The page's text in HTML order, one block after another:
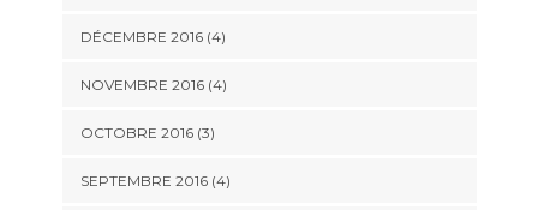
DÉCEMBRE 2016(4)
NOVEMBRE 2016(4)
OCTOBRE 2016(3)
SEPTEMBRE 2016(4)